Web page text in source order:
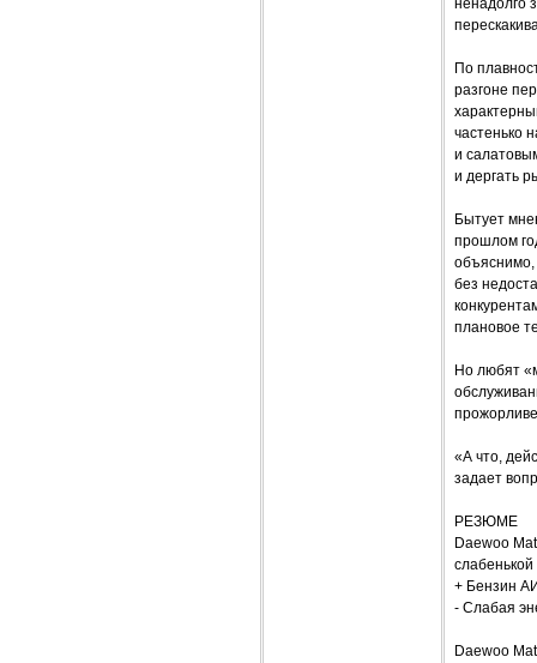
ненадолго
По
разгоне
частенько
и
и дергать
Бытует
прошлом
объяснимо,
без
плановое
Но любят
«А что,
задает
РЕЗЮМЕ
Daewoo
+ Бензин
- Слабая
Daewoo